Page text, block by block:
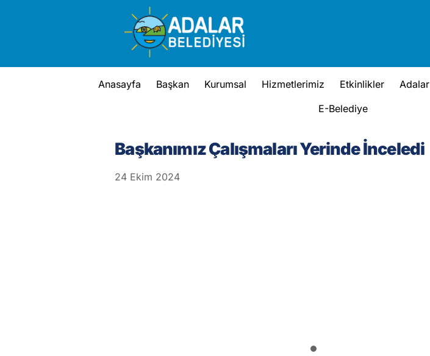
Anasayfa Başkan Kurumsal Hizmetlerimiz Etkinlikler Adalar
E-Belediye
Başkanımız Çalışmaları Yerinde İnceledi
24 Ekim 2024